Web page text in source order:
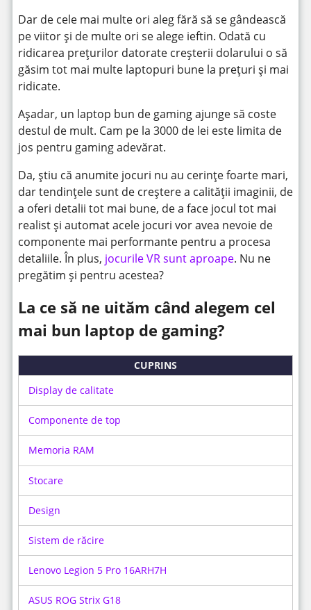
Dar de cele mai multe ori aleg fără să se gândească
pe viitor și de multe ori se alege ieftin. Odată cu
ridicarea prețurilor datorate creșterii dolarului o să
găsim tot mai multe laptopuri bune la prețuri și mai
ridicate.
Așadar, un laptop bun de gaming ajunge să coste
destul de mult. Cam pe la 3000 de lei este limita de
jos pentru gaming adevărat.
Da, știu că anumite jocuri nu au cerințe foarte mari,
dar tendințele sunt de creștere a calității imaginii, de
a oferi detalii tot mai bune, de a face jocul tot mai
realist și automat acele jocuri vor avea nevoie de
componente mai performante pentru a procesa
detaliile. În plus, jocurile VR sunt aproape. Nu ne
pregătim și pentru acestea?
La ce să ne uităm când alegem cel
mai bun laptop de gaming?
CUPRINS
Display de calitate
Componente de top
Memoria RAM
Stocare
Design
Sistem de răcire
Lenovo Legion 5 Pro 16ARH7H
ASUS ROG Strix G18